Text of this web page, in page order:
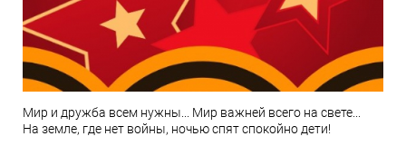
Мир и дружба всем нужны... Мир важней всего на свете...
На земле, где нет войны, ночью спят спокойно дети!